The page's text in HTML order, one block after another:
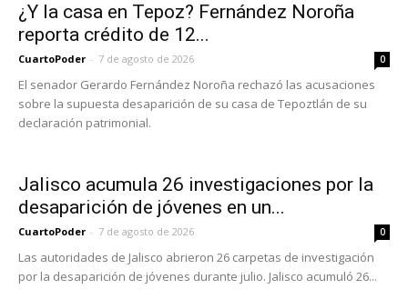
¿Y la casa en Tepoz? Fernández Noroña
reporta crédito de 12...
CuartoPoder - 7 de agosto de 2026 0
El senador Gerardo Fernández Noroña rechazó las acusaciones
sobre la supuesta desaparición de su casa de Tepoztlán de su
declaración patrimonial.
Jalisco acumula 26 investigaciones por la
desaparición de jóvenes en un...
CuartoPoder - 7 de agosto de 2026 0
Las autoridades de Jalisco abrieron 26 carpetas de investigación
por la desaparición de jóvenes durante julio. Jalisco acumuló 26...